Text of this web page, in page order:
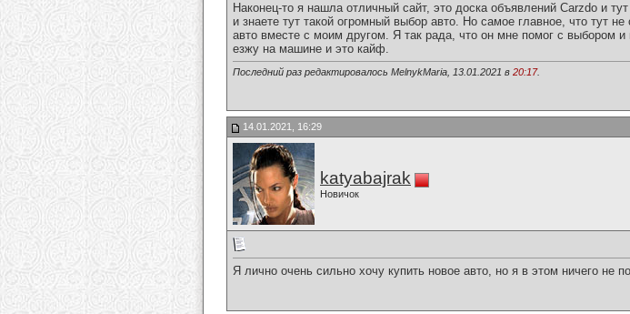
Наконец-то я нашла отличный сайт, это доска объявлений Сarzdo и
и знаете тут такой огромный выбор авто. Но самое главное, что тут
авто вместе с моим другом. Я так рада, что он мне помог с выбором
езжу на машине и это кайф.
Последний раз редактировалось MelnykMaria, 13.01.2021 в 20:17.
14.01.2021, 16:29
katyabajrak
Новичок
Я лично очень сильно хочу купить новое авто, но я в этом ничего не